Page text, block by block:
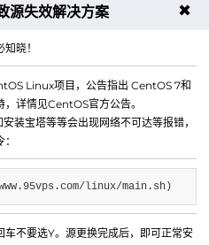
源失效解决方案 ✖
晓！
Linux项目，公告指出 CentOS 7和
详情见CentOS官方公告。
装宝塔等等会出现网络不可达等报错，
linux/main.sh)
不要选Y。源更换完成后，即可正常安